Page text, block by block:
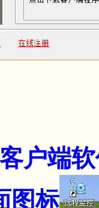
户端
图标